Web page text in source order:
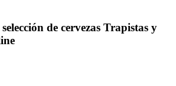
de cervezas Trapistas y